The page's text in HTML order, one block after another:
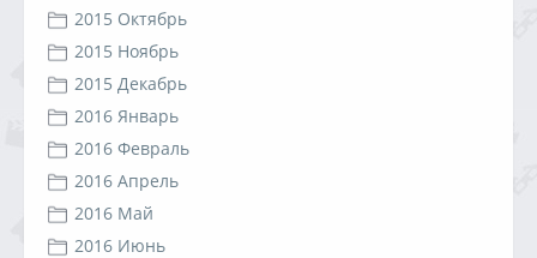
2015 Октябрь
2015 Ноябрь
2015 Декабрь
2016 Январь
2016 Февраль
2016 Апрель
2016 Май
2016 Июнь